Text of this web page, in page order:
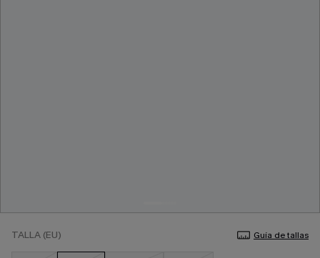
TALLA (EU) Guía de tallas